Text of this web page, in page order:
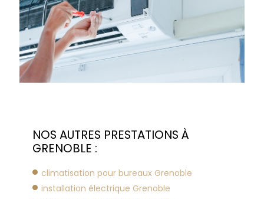
NOS AUTRES PRESTATIONS À
GRENOBLE :
climatisation pour bureaux Grenoble
installation électrique Grenoble